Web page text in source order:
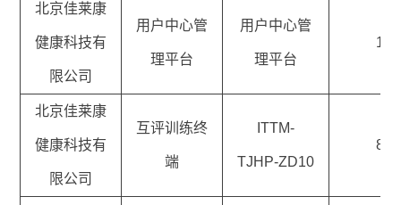
北京佳莱康
健康科技有
限公司
用户中心管
理平台
用户中心管
理平台
1
北京佳莱康
健康科技有
限公司
互评训练终
端
ITTM-
TJHP-ZD10
8